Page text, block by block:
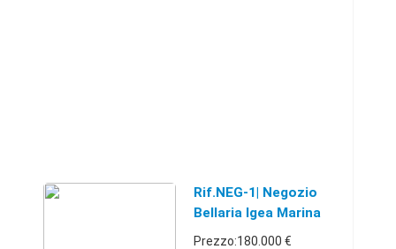
Rif.NEG-1| Negozio
Bellaria Igea Marina
Prezzo:180.000 €